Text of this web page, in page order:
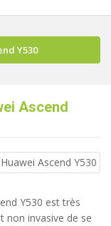
Y530
Ascend
Y530 est très
non invasive de se